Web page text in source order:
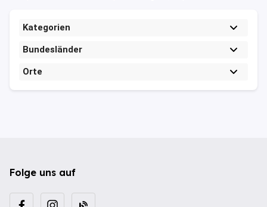
Kategorien
Bundesländer
Orte
Folge uns auf